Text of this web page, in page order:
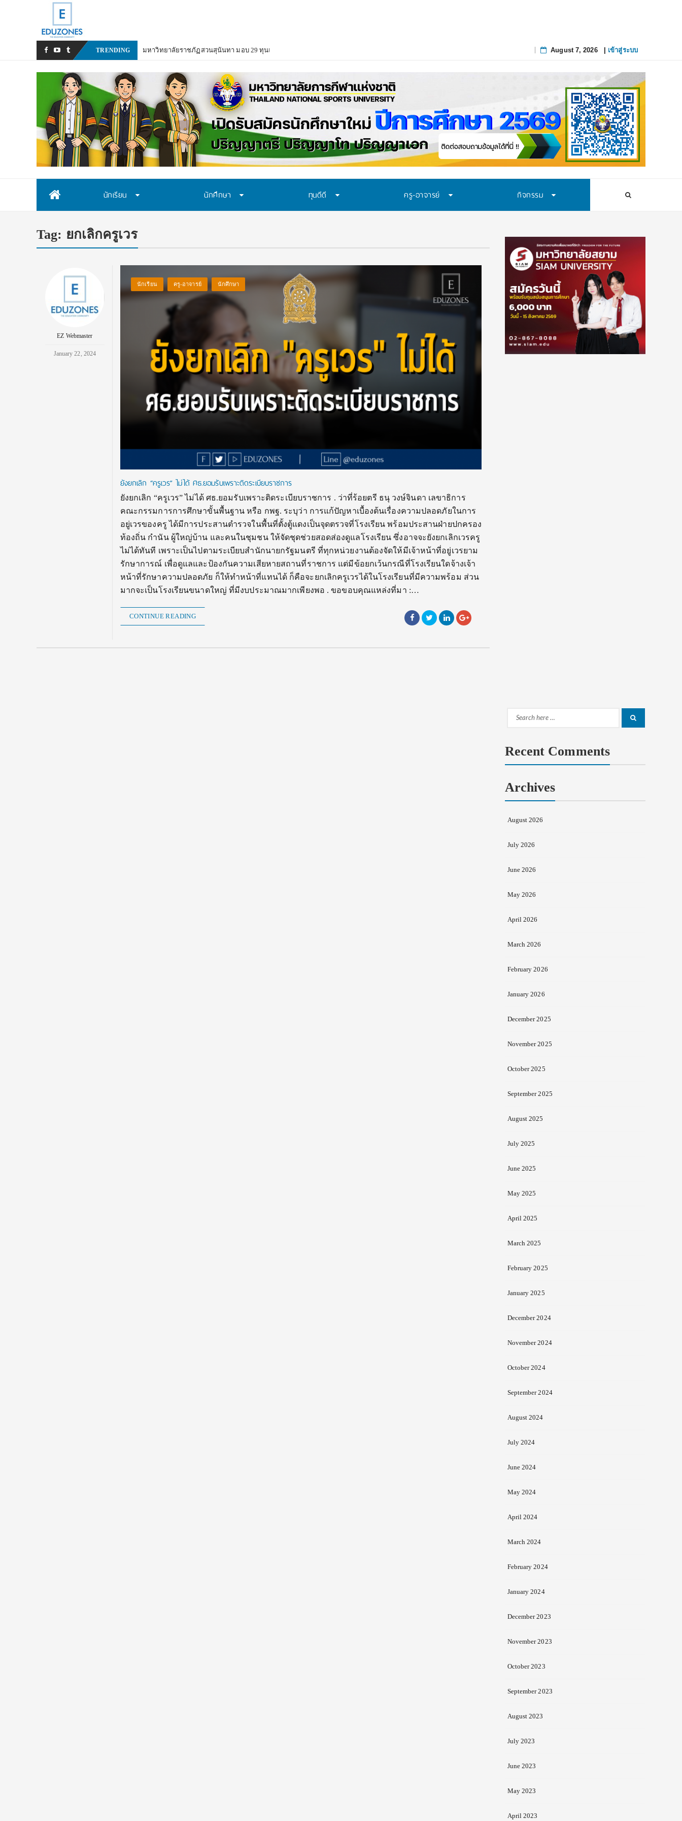
TRENDING
มหาวิทยาลัยราชภัฏสวนสุนันทา มอบ 29 ทุนแบบต่อเนื่องตลอดหลักสูตร สนับสนุนเยาวชนเรียนจนจบ สร้างโอกาสทางการศึกษาอย่างยั่งยืน
August 7, 2026| เข้าสู่ระบบ
นักเรียน นักศึกษา ทุนดีดี ครู-อาจารย์ กิจกรรม
Tag: ยกเลิกครูเวร
EZ Webmaster
January 22, 2024
นักเรียน ครู-อาจารย์ นักศึกษา
ยังยกเลิก “ครูเวร” ไม่ได้ ศธ.ยอมรับเพราะติดระเบียบราชการ
ยังยกเลิก “ครูเวร” ไม่ได้ ศธ.ยอมรับเพราะติดระเบียบราชการ . ว่าที่ร้อยตรี ธนุ วงษ์จินดา เลขาธิการ
คณะกรรมการการศึกษาขั้นพื้นฐาน หรือ กพฐ. ระบุว่า การแก้ปัญหาเบื้องต้นเรื่องความปลอดภัยในการ
อยู่เวรของครู ได้มีการประสานตำรวจในพื้นที่ตั้งตู้แดงเป็นจุดตรวจที่โรงเรียน พร้อมประสานฝ่ายปกครอง
ท้องถิ่น กำนัน ผู้ใหญ่บ้าน และคนในชุมชน ให้จัดชุดช่วยสอดส่องดูแลโรงเรียน ซึ่งอาจจะยังยกเลิกเวรครู
ไม่ได้ทันที เพราะเป็นไปตามระเบียบสำนักนายกรัฐมนตรี ที่ทุกหน่วยงานต้องจัดให้มีเจ้าหน้าที่อยู่เวรยาม
รักษาการณ์ เพื่อดูแลและป้องกันความเสียหายสถานที่ราชการ แต่มีข้อยกเว้นกรณีที่โรงเรียนใดจ้างเจ้า
หน้าที่รักษาความปลอดภัย ก็ให้ทำหน้าที่แทนได้ ก็คือจะยกเลิกครูเวรได้ในโรงเรียนที่มีความพร้อม ส่วน
มากจะเป็นโรงเรียนขนาดใหญ่ ที่มีงบประมาณมากเพียงพอ . ขอขอบคุณแหล่งที่มา :…
CONTINUE READING
Search
Recent Comments
Archives
August 2026
July 2026
June 2026
May 2026
April 2026
March 2026
February 2026
January 2026
December 2025
November 2025
October 2025
September 2025
August 2025
July 2025
June 2025
May 2025
April 2025
March 2025
February 2025
January 2025
December 2024
November 2024
October 2024
September 2024
August 2024
July 2024
June 2024
May 2024
April 2024
March 2024
February 2024
January 2024
December 2023
November 2023
October 2023
September 2023
August 2023
July 2023
June 2023
May 2023
April 2023